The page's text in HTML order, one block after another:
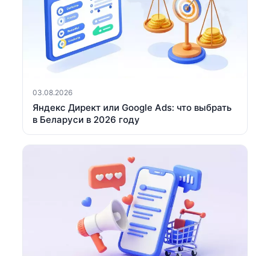
03.08.2026
Яндекс Директ или Google Ads: что выбрать
в Беларуси в 2026 году